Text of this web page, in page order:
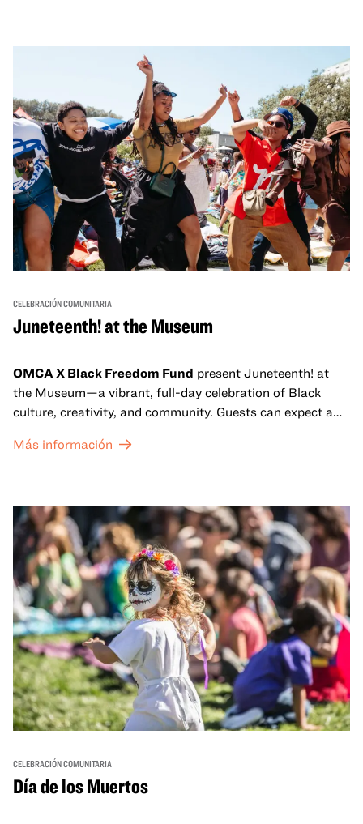
un espacio para que nuestras comunidades AAPI se
reúnan y se eleven mutuamente con círculos de curación
tanto presenciales como virtuales.
CELEBRACIÓN COMUNITARIA
Juneteenth! at the Museum
OMCA X Black Freedom Fund present Juneteenth! at
the Museum—a vibrant, full-day celebration of Black
culture, creativity, and community. Guests can expect a
sets from boundary-pushing artists, delicious offerings
move, make, and connect in celebration of Black culture.
Más información
CELEBRACIÓN COMUNITARIA
Día de los Muertos